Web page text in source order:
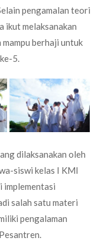
pengamalan teori
ikut melaksanakan
berhaji untuk
5.
dilaksanakan oleh
siswi kelas I KMI
implementasi
salah satu materi
pengalaman